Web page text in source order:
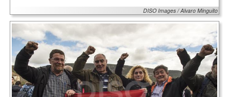
DISO Images / Alvaro Minguito